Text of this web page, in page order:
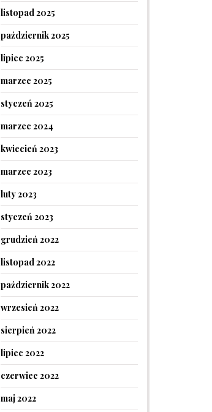
listopad 2025
październik 2025
lipiec 2025
marzec 2025
styczeń 2025
marzec 2024
kwiecień 2023
marzec 2023
luty 2023
styczeń 2023
grudzień 2022
listopad 2022
październik 2022
wrzesień 2022
sierpień 2022
lipiec 2022
czerwiec 2022
maj 2022